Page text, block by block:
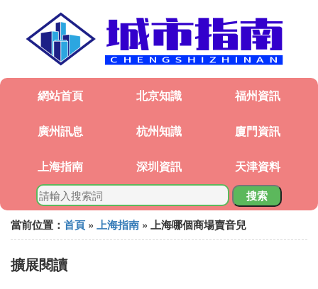
網站首頁 北京知識 福州資訊
廣州訊息 杭州知識 廈門資訊
上海指南 深圳資訊 天津資料
搜索
當前位置： 首頁 » 上海指南 » 上海哪個商場賣音兒
擴展閱讀